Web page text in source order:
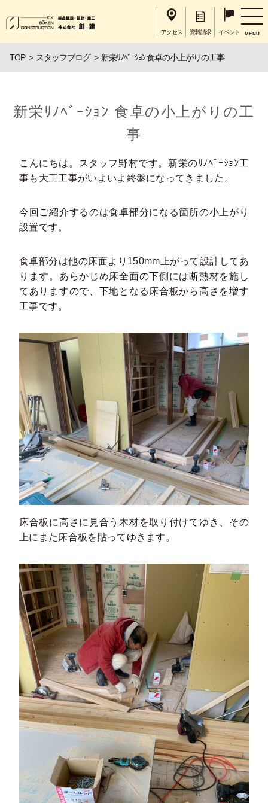
アクセス 資料請求 イベント MENU
TOP スタッフブログ 新栄ﾘﾉﾍﾞｰｼｮﾝ 食卓の小上がりの工事
新栄ﾘﾉﾍﾞｰｼｮﾝ 食卓の小上がりの工
事
こんにちは。スタッフ野村です。新栄のﾘﾉﾍﾞｰｼｮﾝ工
事も大工工事がいよいよ終盤になってきました。
今回ご紹介するのは食卓部分になる箇所の小上がり
設置です。
食卓部分は他の床面より150mm上がって設計してあ
ります。あらかじめ床全面の下側には断熱材を施し
てありますので、下地となる床合板から高さを増す
工事です。
床合板に高さに見合う木材を取り付けてゆき、その
上にまた床合板を貼ってゆきます。